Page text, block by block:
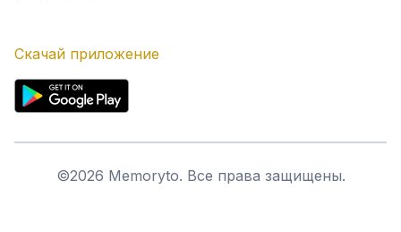
Скачай приложение
©2026 Memoryto. Все права защищены.